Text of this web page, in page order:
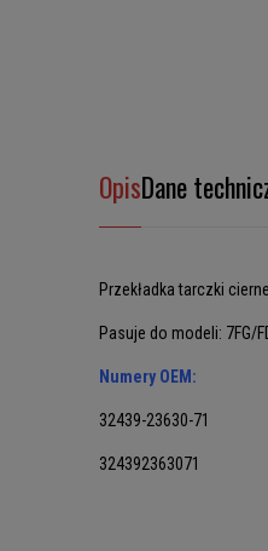
OpisDane
Przekładka tarczki
Pasuje do modeli: 7FG/
Numery OEM:
32439-23630-71
324392363071